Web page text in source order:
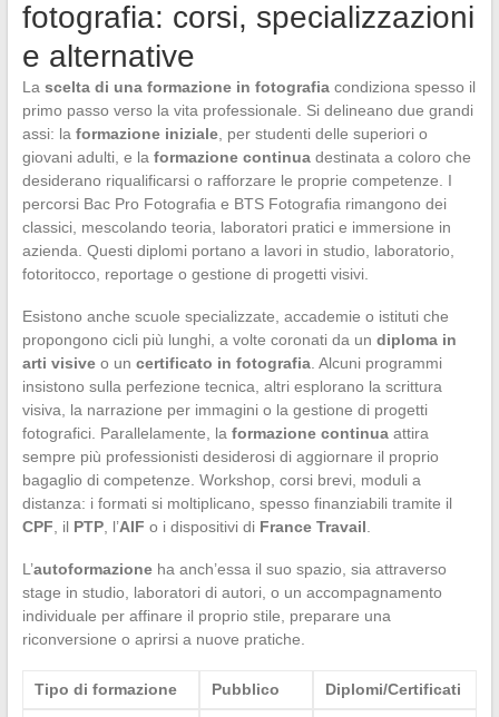
fotografia: corsi, specializzazioni
e alternative
La scelta di una formazione in fotografiacondiziona spesso il
primo passo verso la vita professionale. Si delineano due grandi
assi: la formazione iniziale, per studenti delle superiori o
giovani adulti, e la formazione continuadestinata a coloro che
desiderano riqualificarsi o rafforzare le proprie competenze. I
percorsi Bac Pro Fotografia e BTS Fotografia rimangono dei
classici, mescolando teoria, laboratori pratici e immersione in
azienda. Questi diplomi portano a lavori in studio, laboratorio,
fotoritocco, reportage o gestione di progetti visivi.
Esistono anche scuole specializzate, accademie o istituti che
propongono cicli più lunghi, a volte coronati da un diploma in
arti visiveo un certificato in fotografia. Alcuni programmi
insistono sulla perfezione tecnica, altri esplorano la scrittura
visiva, la narrazione per immagini o la gestione di progetti
fotografici. Parallelamente, la formazione continuaattira
sempre più professionisti desiderosi di aggiornare il proprio
bagaglio di competenze. Workshop, corsi brevi, moduli a
distanza: i formati si moltiplicano, spesso finanziabili tramite il
CPF , il PTP, l’AIF o i dispositivi di France Travail
L’autoformazioneha anch’essa il suo spazio, sia attraverso
stage in studio, laboratori di autori, o un accompagnamento
individuale per affinare il proprio stile, preparare una
riconversione o aprirsi a nuove pratiche.
Tipo di formazione Pubblico Diplomi/Certificati